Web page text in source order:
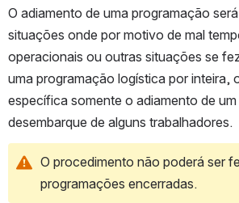
O adiamento de uma programação
situações onde por motivo de mal
operacionais ou outras situações se
uma programação logística por inteira,
específica somente o adiamento de
desembarque de alguns trabalhadores.
O procedimento não poderá ser
programações encerradas.